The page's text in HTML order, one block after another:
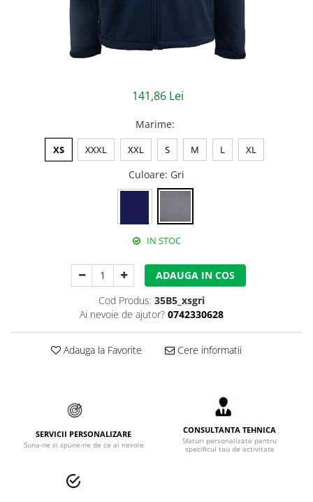
Reflectorizante
Sorturi de protectie
Lucru la Inaltime
Accesorii alpinism utilitar
Mijloace de legatura
Opritoare de cadere
Puncte de ancorare
Sisteme de acces in canale
Bocanci de protectie
141,86 Lei
Marime:
XS XXXL XXL S M L XL
Culoare: Gri
IN STOC
ADAUGA IN COS
Cod Produs: 35B5_xsgri
Ai nevoie de ajutor? 0742330628
Adauga la Favorite Cere informatii
SERVICII PERSONALIZARE
Suna-ne si spune-ne de ce ai nevoie
CONSULTANTA TEHNICA
Sfaturi personalizate pentru
specificul tau de activitate